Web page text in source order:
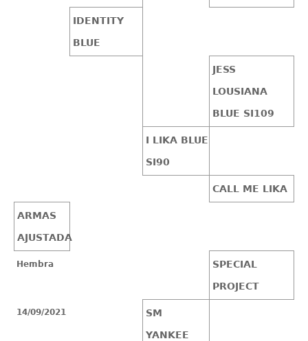
IDENTITY
BLUE
JESS
LOUSIANA
BLUE SI109
I LIKA BLUE
SI90
CALL ME LIKA
ARMAS
AJUSTADA
Hembra
SPECIAL
PROJECT
14/09/2021
SM
YANKEE